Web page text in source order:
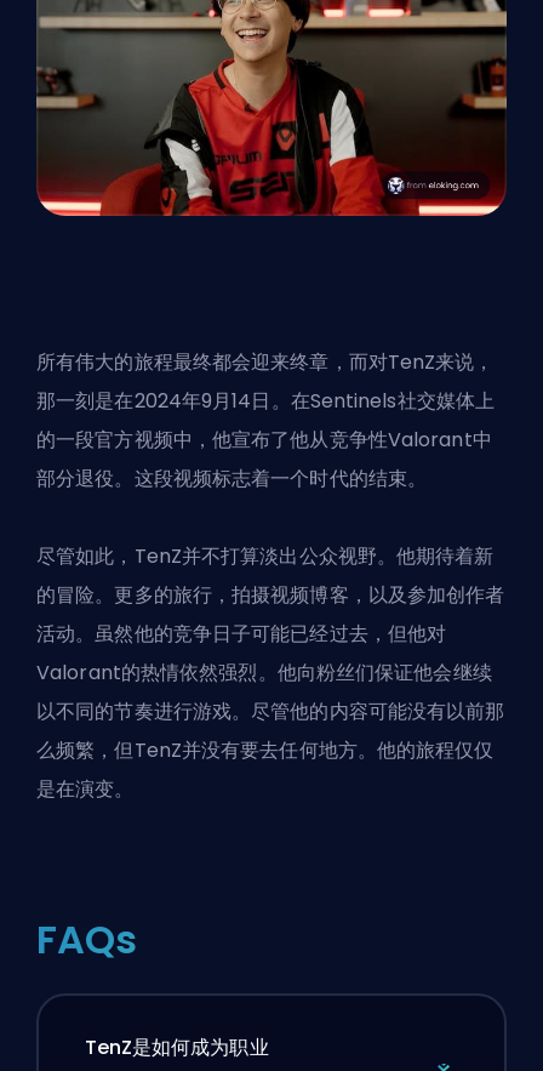
所有伟大的旅程最终都会迎来终章，而对TenZ来说，
那一刻是在2024年9月14日。在Sentinels社交媒体上
的一段官方视频中，他宣布了他从竞争性Valorant中
部分退役。这段视频标志着一个时代的结束。
尽管如此，TenZ并不打算淡出公众视野。他期待着新
的冒险。更多的旅行，拍摄视频博客，以及参加创作者
活动。虽然他的竞争日子可能已经过去，但他对
Valorant的热情依然强烈。他向粉丝们保证他会继续
以不同的节奏进行游戏。尽管他的内容可能没有以前那
么频繁，但TenZ并没有要去任何地方。 他的旅程仅仅
是在演变。
FAQs
TenZ是如何成为职业